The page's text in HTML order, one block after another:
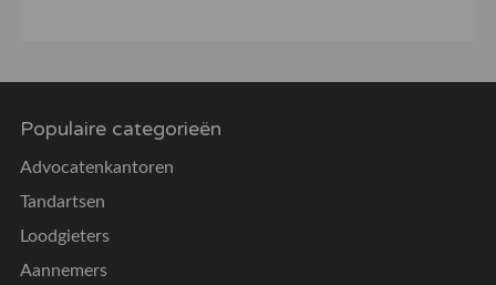
Populaire categorieën
Advocatenkantoren
Tandartsen
Loodgieters
Aannemers